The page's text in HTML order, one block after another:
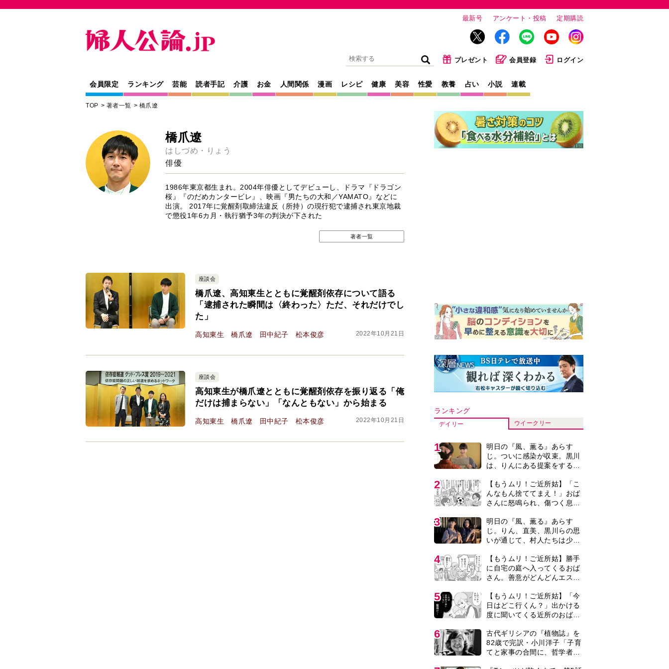
最新号 アンケート・投稿 定期購読
プレゼント 会員登録 ログイン
会員限定 ランキング 芸能 読者手記 介護 お金 人間関係 漫画 レシピ 健康 美容 性愛 教養 占い 小説 連載
TOP 著者一覧 橋爪遼
橋爪遼
はしづめ・りょう
俳優
1986年東京都生まれ。2004年俳優としてデビューし、ドラマ『ドラゴン
桜』『のだめカンタービレ』、映画『男たちの大和／YAMATO』などに
出演。 2017年に覚醒剤取締法違反（所持）の現行犯で逮捕され東京地裁
で懲役1年6カ月・執行猶予3年の判決が下された
著者一覧
座談会
橋爪遼、高知東生とともに覚醒剤依存について語る
「逮捕された瞬間は〈終わった〉ただ、それだけでし
た」
高知東生 橋爪遼 田中紀子 松本俊彦 2022年10月21日
座談会
高知東生が橋爪遼とともに覚醒剤依存を振り返る「俺
だけは捕まらない」「なんともない」から始まる
高知東生 橋爪遼 田中紀子 松本俊彦 2022年10月21日
1
明日の『風、薫る』あらす
じ。ついに感染が収束。黒川
は、りんにある提案をする＜
ネタバレあり＞
んなもん捨ててまえ！」おば
さんに怒鳴られ、傷つく息
子。私たちが取った行動は…
【第3話】
明日の『風、薫る』あらす
じ。りん、直美、黒川らの思
バレあり＞
4
【もうムリ！ご近所姑】勝手
に自宅の庭へ入ってくるおば
レートして…【第2話】
5
【もうムリ！ご近所姑】「今
日はどこ行くん？」出かける
ん。毎日監視される生活が始
まり…【第1話】
6
古代ギリシアの『植物誌』を
82歳で完訳・小川洋子「子育
オプラストスと向き合った50
年」
7
『Tシャツが乾くまで』第5話
あらすじ。充のメモを頼りに
生の元にもある人物が…＜ネ
タバレあり＞
8
『Tシャツが乾くまで』第5話
予告。心を許しあう咲子と樹
それが過ぎたら…」＜ネタバ
レあり＞
9
＜3人って誰のこと？＞『Tシ
ャツが乾くまで』水族館で咲
に視聴者「これも何かの伏
線？」「子どもの話だと…」
10
『風、薫る』赤痢患者で長太
郎の母・アサ役は美山加恋。